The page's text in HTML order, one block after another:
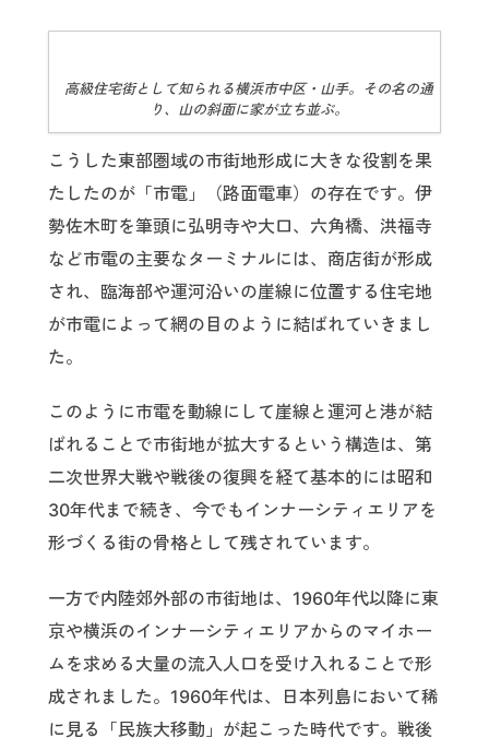
高級住宅街として知られる横浜市中区・山手。その名の通
り、山の斜面に家が立ち並ぶ。
こうした東部圏域の市街地形成に大きな役割を果
たしたのが「市電」（路面電車）の存在です。伊
勢佐木町を筆頭に弘明寺や大口、六角橋、洪福寺
など市電の主要なターミナルには、商店街が形成
され、臨海部や運河沿いの崖線に位置する住宅地
が市電によって網の目のように結ばれていきまし
た。
このように市電を動線にして崖線と運河と港が結
ばれることで市街地が拡大するという構造は、第
二次世界大戦や戦後の復興を経て基本的には昭和
30年代まで続き、今でもインナーシティエリアを
形づくる街の骨格として残されています。
一方で内陸郊外部の市街地は、1960年代以降に東
京や横浜のインナーシティエリアからのマイホー
ムを求める大量の流入人口を受け入れることで形
成されました。1960年代は、日本列島において稀
に見る「民族大移動」が起こった時代です。戦後